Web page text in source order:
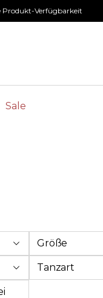
Produkt-Verfügbarkeit
Sale
Größe
Tanzart